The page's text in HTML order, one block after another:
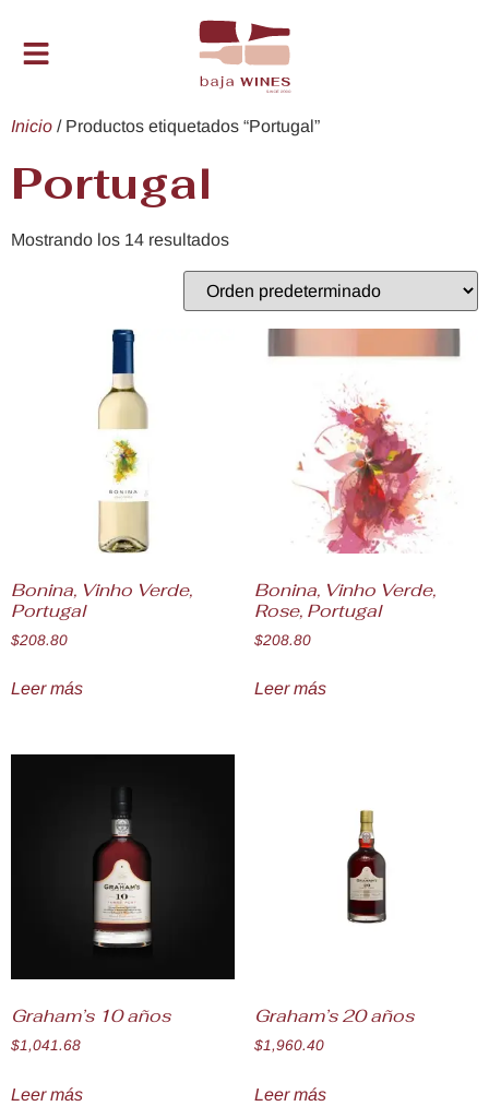
Inicio / Productos etiquetados “Portugal”
Portugal
Mostrando los 14 resultados
Bonina, Vinho Verde,
Portugal
$208.80
Leer más
Bonina, Vinho Verde,
Rose, Portugal
$208.80
Leer más
Graham’s 10 años
$1,041.68
Leer más
Graham’s 20 años
$1,960.40
Leer más